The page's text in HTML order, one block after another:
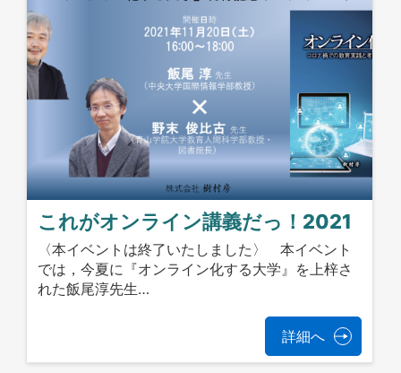
これがオンライン講義だっ！2021
〈本イベントは終了いたしました〉 本イベント
では，今夏に『オンライン化する大学』を上梓さ
れた飯尾淳先生…
詳細へ